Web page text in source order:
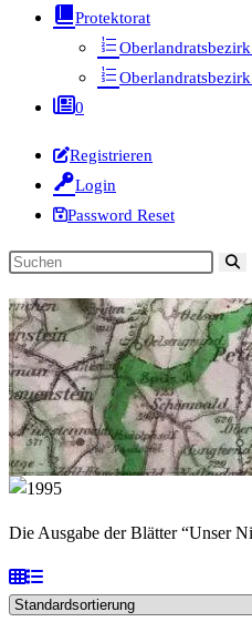
Protektorat
0
Registrieren
Login
Password Reset
Diese
durchsuchen
Die Ausgabe der Blätter “Unser